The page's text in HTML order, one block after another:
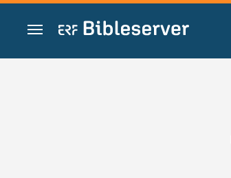
Zum Inhalt springen